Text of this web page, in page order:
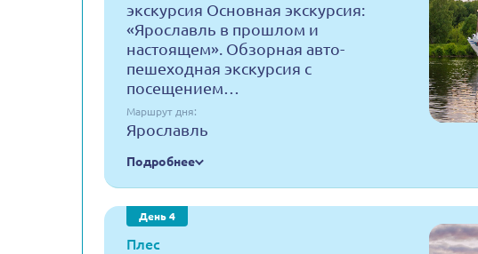
экскурсия Основная экскурсия:
«Ярославль в прошлом и
настоящем». Обзорная авто-
пешеходная экскурсия с
посещением…
Маршрут дня:
Ярославль
Подробнее
День 4
Плес